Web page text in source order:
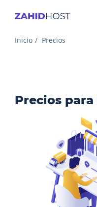
Inicio Precios
Precios